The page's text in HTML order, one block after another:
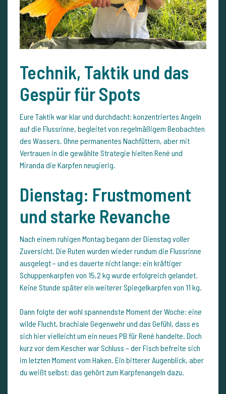
Technik, Taktik und das
Gespür für Spots
Eure Taktik war klar und durchdacht: konzentriertes Angeln
auf die Flussrinne, begleitet von regelmäßigem Beobachten
des Wassers. Ohne permanentes Nachfüttern, aber mit
Vertrauen in die gewählte Strategie hielten René und
Miranda die Karpfen neugierig.
Dienstag: Frustmoment
und starke Revanche
Nach einem ruhigen Montag begann der Dienstag voller
Zuversicht. Die Ruten wurden wieder rundum die Flussrinne
ausgelegt – und es dauerte nicht lange: ein kräftiger
Schuppenkarpfen von 15,2 kg wurde erfolgreich gelandet.
Keine Stunde später ein weiterer Spiegelkarpfen von 11 kg.
Dann folgte der wohl spannendste Moment der Woche: eine
wilde Flucht, brachiale Gegenwehr und das Gefühl, dass es
sich hier vielleicht um ein neues PB für René handelte. Doch
kurz vor dem Kescher war Schluss – der Fisch befreite sich
im letzten Moment vom Haken. Ein bitterer Augenblick, aber
du weißt selbst: das gehört zum Karpfenangeln dazu.